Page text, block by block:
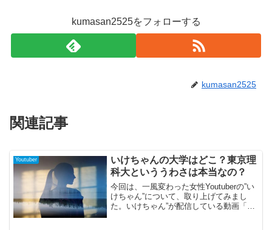
kumasan2525をフォローする
kumasan2525
関連記事
Youtuber
いけちゃんの大学はどこ？東京理
科大といううわさは本当なの？
今回は、一風変わった女性Youtuberの”い
けちゃん”について、取り上げてみまし
た。いけちゃん”が配信している動画「ぼ